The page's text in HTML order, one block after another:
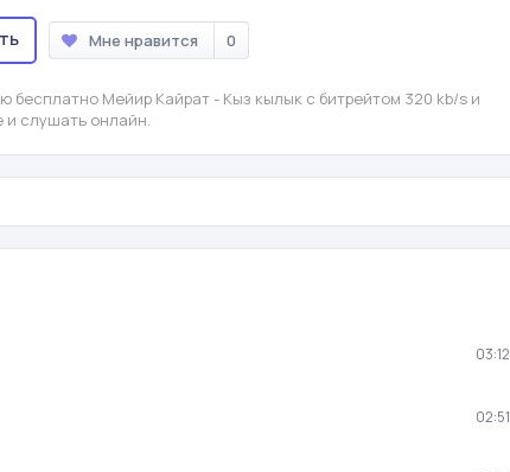
Мне нравится 0
бесплатно Мейир Кайрат - Кыз кылык с битрейтом 320 kb/s и
и слушать онлайн.
03:12
02:51